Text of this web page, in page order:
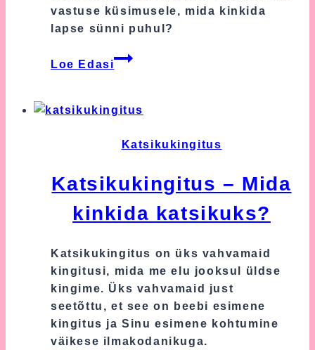
vastuse küsimusele, mida kinkida
lapse sünni puhul?
Loe Edasi
Mida
sünni
Katsikukingitus
Katsikukingitus – Mida
kinkida katsikuks?
Katsikukingitus on üks vahvamaid
kingitusi, mida me elu jooksul üldse
kingime. Üks vahvamaid just
seetõttu, et see on beebi esimene
kingitus ja Sinu esimene kohtumine
väikese ilmakodanikuga.